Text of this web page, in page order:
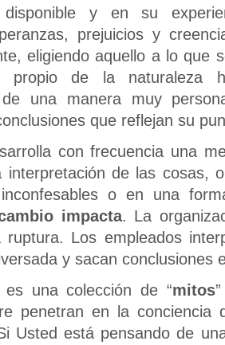
disponible y en su
prejuicios y
eligiendo aquello a lo que
propio de la naturaleza
de una manera muy
que reflejan su
con frecuencia una
interpretación de las cosas,
o en una
impacta. La
ruptura. Los empleados
y sacan conclusiones
es una colección de “mitos
penetran en la
Usted está pensando de